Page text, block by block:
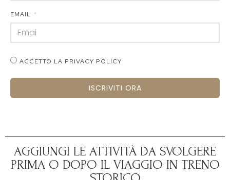
EMAIL
ACCETTO LA PRIVACY POLICY
ISCRIVITI ORA
AGGIUNGI LE ATTIVITÀ DA SVOLGERE
PRIMA O DOPO IL VIAGGIO IN TRENO